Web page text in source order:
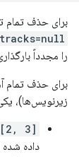
برای حذف تمام
را مجدداً
برای حذف تمام
زیرنویس‌ها)،
3];